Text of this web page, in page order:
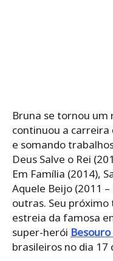
Bruna se tornou um
continuou a
e somando
Deus Salve o Rei
Em Família (2014),
Aquele Beijo (2011
outras. Seu
estreia da famosa
super-herói Besouro
brasileiros no dia 17